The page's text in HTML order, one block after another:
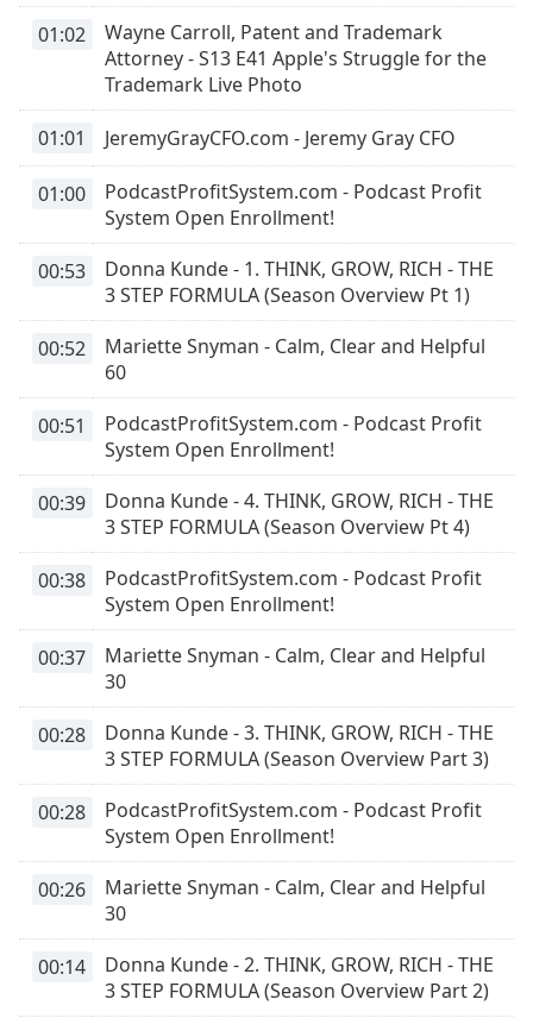
window.
Escape
and
close
the
window.
Text
Color
Opacity
Background
Color
Area
Background
Font
Edge
Style
01:02
Wayne Carroll, Patent and Trademark
Attorney - S13 E41 Apple's Struggle for the
Trademark Live Photo
01:01 JeremyGrayCFO.com - Jeremy Gray CFO
01:00
PodcastProfitSystem.com - Podcast Profit
System Open Enrollment!
00:53
Donna Kunde - 1. THINK, GROW, RICH - THE
3 STEP FORMULA (Season Overview Pt 1)
00:52
Mariette Snyman - Calm, Clear and Helpful
60
00:51
PodcastProfitSystem.com - Podcast Profit
System Open Enrollment!
00:39
Donna Kunde - 4. THINK, GROW, RICH - THE
3 STEP FORMULA (Season Overview Pt 4)
00:38
PodcastProfitSystem.com - Podcast Profit
System Open Enrollment!
00:37
Mariette Snyman - Calm, Clear and Helpful
30
00:28
Donna Kunde - 3. THINK, GROW, RICH - THE
3 STEP FORMULA (Season Overview Part 3)
00:28
PodcastProfitSystem.com - Podcast Profit
System Open Enrollment!
00:26
Mariette Snyman - Calm, Clear and Helpful
30
00:14
Donna Kunde - 2. THINK, GROW, RICH - THE
3 STEP FORMULA (Season Overview Part 2)